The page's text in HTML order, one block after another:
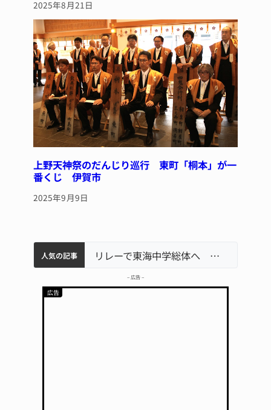
2025年8月21日
上野天神祭のだんじり巡行 東町「桐本」が一
番くじ 伊賀市
2025年9月9日
人気の記事
中学校の陶壁モニュメント 地元建設会社がボランティアで清掃 伊賀名張市立病院のDMAT、熊本地震の被災地へ 能登以来3回目の派遣
【インターハイ⑨】ソフトテニス ミス減らし上位狙う 近大高専 リレーで東海中学総体へ 伊賀・名張
– 広告 –